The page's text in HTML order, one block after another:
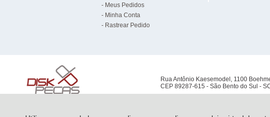
Meus Pedidos
Minha Conta
Rastrear Pedido
Rua Antônio Kaesemodel, 1100
CEP 89287-615 - São Bento do Sul -